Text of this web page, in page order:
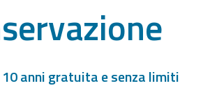
anni gratuita e senza limiti